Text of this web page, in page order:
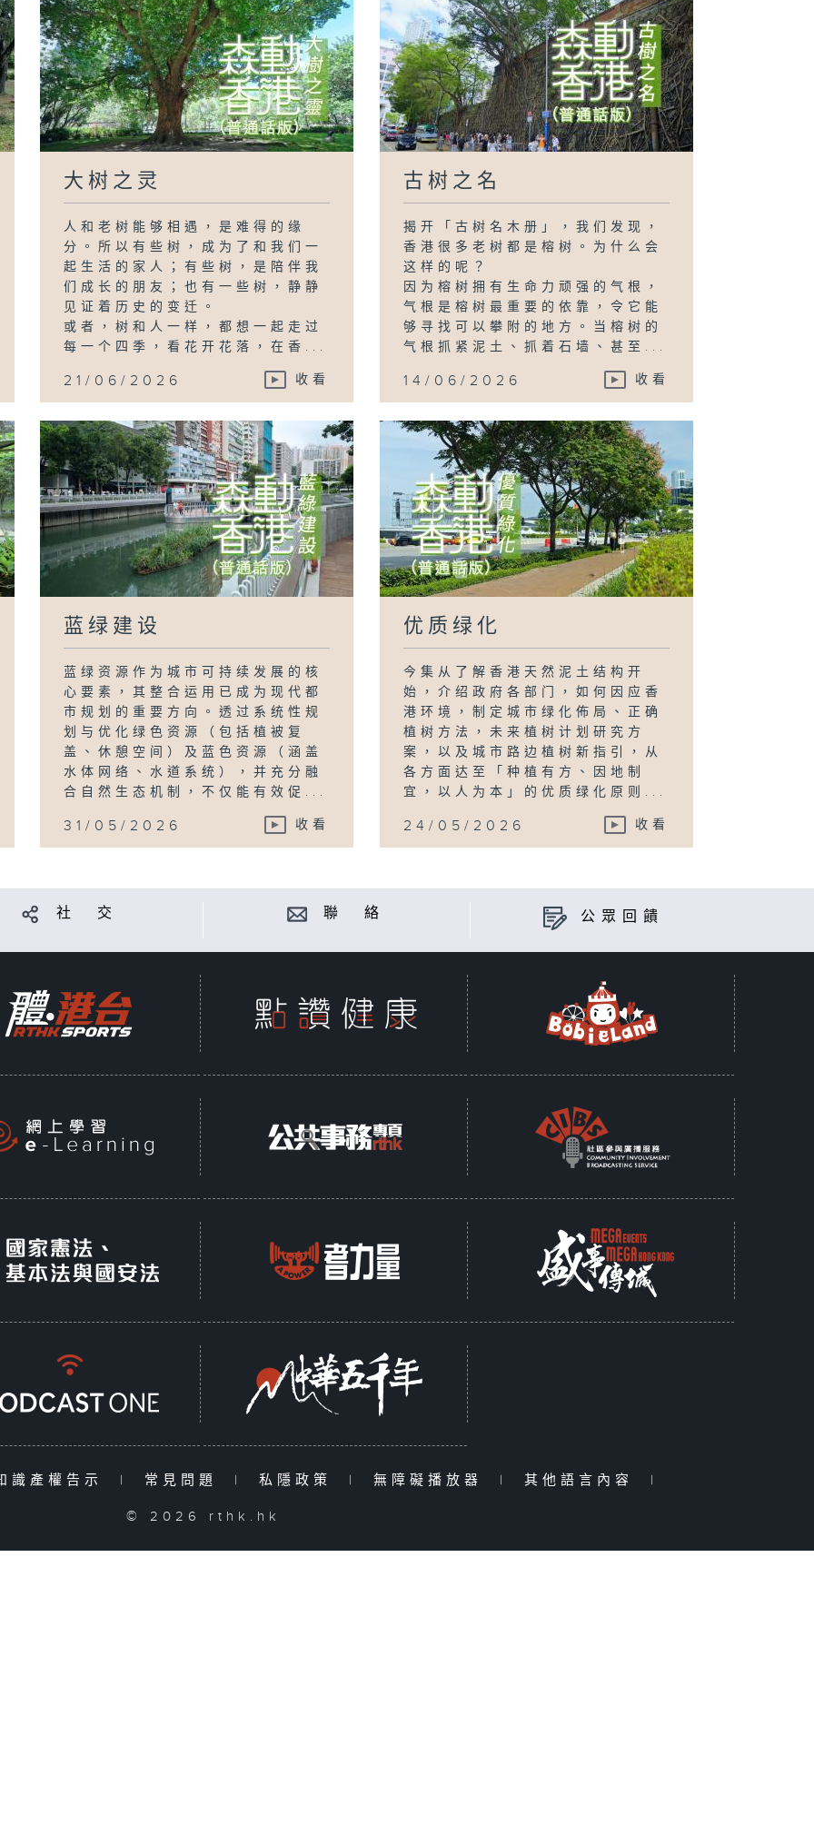
大树之灵
人和老树能够相遇，是难得的缘
分。所以有些树，成为了和我们一
起生活的家人；有些树，是陪伴我
们成长的朋友；也有一些树，静静
见证着历史的变迁。
或者，树和人一样，都想一起走过
每一个四季，看花开花落，在香...
21/06/2026 收看
古树之名
揭开「古树名木册」，我们发现，
香港很多老树都是榕树。为什么会
这样的呢？
因为榕树拥有生命力顽强的气根，
气根是榕树最重要的依靠，令它能
够寻找可以攀附的地方。当榕树的
气根抓紧泥土、抓着石墙、甚至...
14/06/2026 收看
蓝绿建设
蓝绿资源作为城市可持续发展的核
心要素，其整合运用已成为现代都
市规划的重要方向。透过系统性规
划与优化绿色资源（包括植被复
盖、休憩空间）及蓝色资源（涵盖
水体网络、水道系统），并充分融
合自然生态机制，不仅能有效促...
31/05/2026 收看
优质绿化
今集从了解香港天然泥土结构开
始，介绍政府各部门，如何因应香
港环境，制定城市绿化佈局、正确
植树方法，未来植树计划研究方
案，以及城市路边植树新指引，从
各方面达至「种植有方、因地制
宜，以人为本」的优质绿化原则...
24/05/2026 收看
社 交 聯 絡 公眾回饋
識產權告示 | 常見問題 | 私隱政策 | 無障礙播放器 | 其他語言內容 |
© 2026 rthk.hk